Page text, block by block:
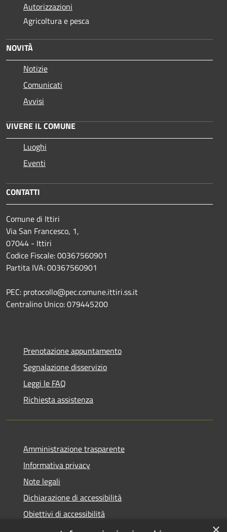
Autorizzazioni
Agricoltura e pesca
NOVITÀ
Notizie
Comunicati
Avvisi
VIVERE IL COMUNE
Luoghi
Eventi
CONTATTI
Comune di Ittiri
Via San Francesco, 1,
07044 - Ittiri
Codice Fiscale: 00367560901
Partita IVA: 00367560901
PEC: protocollo@pec.comune.ittiri.ss.it
Centralino Unico: 079445200
Prenotazione appuntamento
Segnalazione disservizio
Leggi le FAQ
Richiesta assistenza
Amministrazione trasparente
Informativa privacy
Note legali
Dichiarazione di accessibilità
Obiettivi di accessibilità